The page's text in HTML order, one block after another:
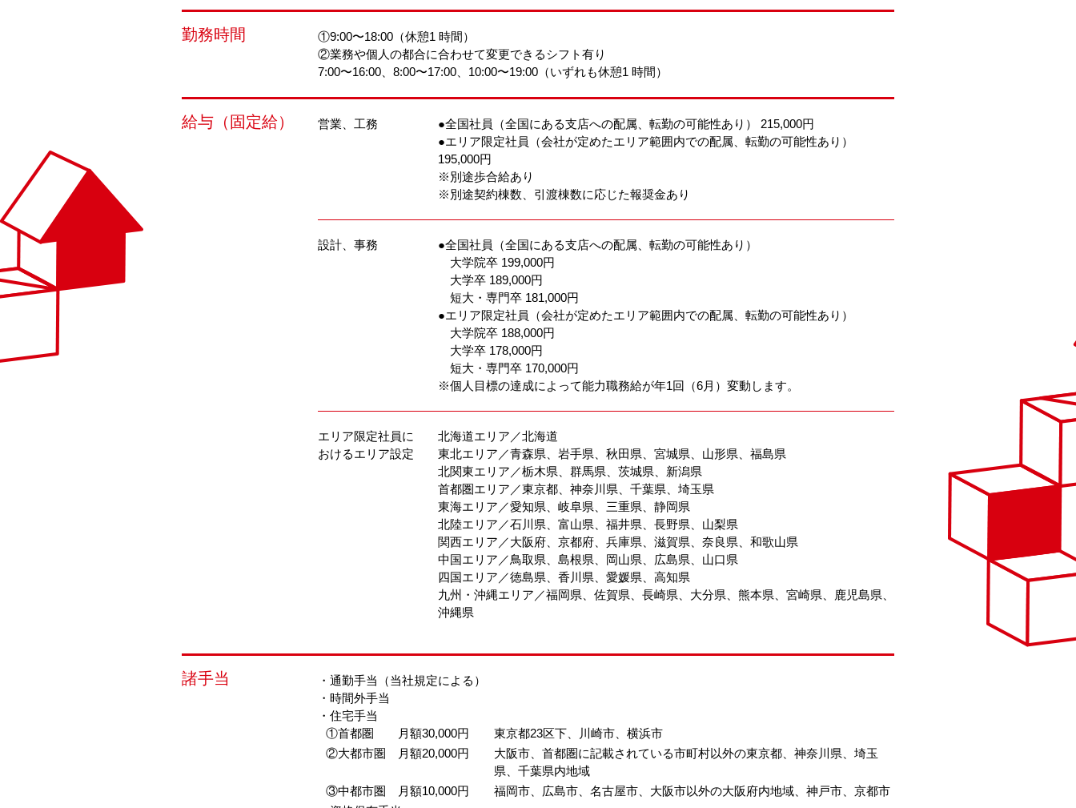
勤務時間
①9:00〜18:00（休憩1 時間）
②業務や個人の都合に合わせて変更できるシフト有り
7:00〜16:00、8:00〜17:00、10:00〜19:00（いずれも休憩1 時間）
給与（固定給） 営業、工務
●全国社員（全国にある支店への配属、転勤の可能性あり） 215,000円
●エリア限定社員（会社が定めたエリア範囲内での配属、転勤の可能性あり）
195,000円
※別途歩合給あり
※別途契約棟数、引渡棟数に応じた報奨金あり
設計、事務
●全国社員（全国にある支店への配属、転勤の可能性あり）
大学院卒 199,000円
大学卒 189,000円
短大・専門卒 181,000円
●エリア限定社員（会社が定めたエリア範囲内での配属、転勤の可能性あり）
大学院卒 188,000円
大学卒 178,000円
短大・専門卒 170,000円
※個人目標の達成によって能力職務給が年1回（6月）変動します。
エリア限定社員に
おけるエリア設定
北海道エリア／北海道
東北エリア／青森県、岩手県、秋田県、宮城県、山形県、福島県
北関東エリア／栃木県、群馬県、茨城県、新潟県
首都圏エリア／東京都、神奈川県、千葉県、埼玉県
東海エリア／愛知県、岐阜県、三重県、静岡県
北陸エリア／石川県、富山県、福井県、長野県、山梨県
関西エリア／大阪府、京都府、兵庫県、滋賀県、奈良県、和歌山県
中国エリア／鳥取県、島根県、岡山県、広島県、山口県
四国エリア／徳島県、香川県、愛媛県、高知県
九州・沖縄エリア／福岡県、佐賀県、長崎県、大分県、熊本県、宮崎県、鹿児島県、
沖縄県
諸手当
・通勤手当（当社規定による）
・時間外手当
・住宅手当
①首都圏 月額30,000円
東京都23区下、川崎市、横浜市
②大都市圏 月額20,000円
大阪市、首都圏に記載されている市町村以外の東京都、神奈川県、埼玉
県、千葉県内地域
③中都市圏 月額10,000円
福岡市、広島市、名古屋市、大阪市以外の大阪府内地域、神戸市、京都市